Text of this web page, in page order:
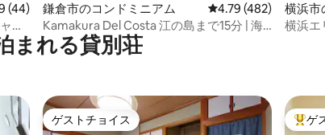
ー44件、5つ星中4.89つ星の平均評価
(44)
イ
鎌倉市のコンドミニアム レビュー482件、5つ
4.79 (482)
Kamakura Del Costa 江の島まで15分 | 海
まで3分
横浜市
横浜エ
まれる貸別荘
ゲストチョイス
ゲストチョイス 大好
ゲ